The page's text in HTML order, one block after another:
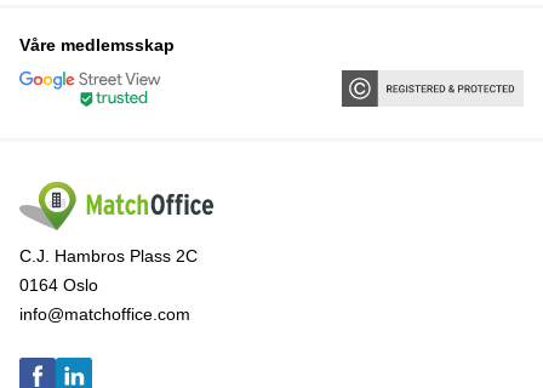
Våre medlemsskap
C.J. Hambros Plass 2C
0164 Oslo
info@matchoffice.com